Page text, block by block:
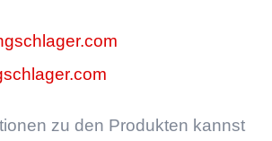
zu den Produkten kannst